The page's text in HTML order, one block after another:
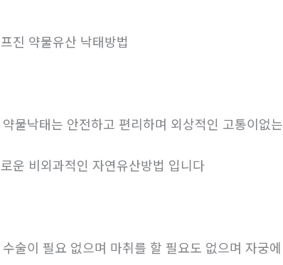
진 약물유산 낙태방법
약물낙태는 안전하고 편리하며 외상적인 고통이없는
운 비외과적인 자연유산방법 입니다
술이 필요 없으며 마취를 할 필요도 없으며 자궁에